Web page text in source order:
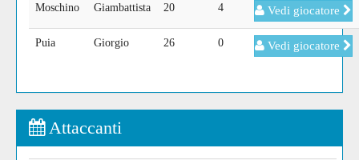
Moschino Giambattista 20 4 Vedi giocatore
Puia Giorgio 26 0 Vedi giocatore
Attaccanti